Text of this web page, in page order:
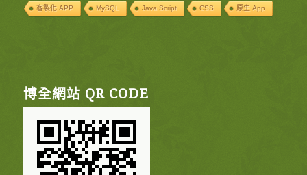
客製化 APP MySQL Java Script CSS 原生 App
博全網站 QR CODE